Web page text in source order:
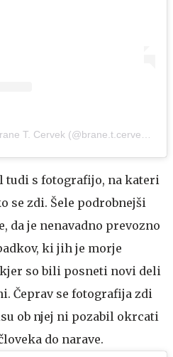
A post shared by S.S.F.N., Brane T. Cervek (@brane.t.cervek)
tudi s fotografijo, na kateri
se zdi. Šele podrobnejši
da je nenavadno prevozno
ki jih je morje
so bili posneti novi deli
Čeprav se fotografija zdi
ob njej ni pozabil okrcati
do narave.